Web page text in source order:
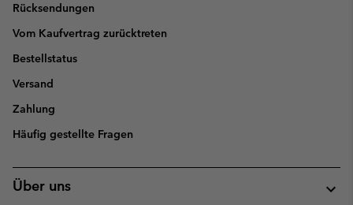
Rücksendungen
Vom Kaufvertrag zurücktreten
Bestellstatus
Versand
Zahlung
Häufig gestellte Fragen
Über uns